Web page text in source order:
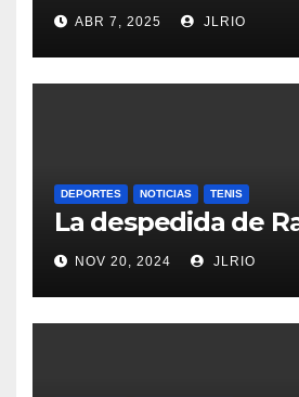
ABR 7, 2025 JLRIO
DEPORTES NOTICIAS TENIS
La despedida de
NOV 20, 2024 JLRIO